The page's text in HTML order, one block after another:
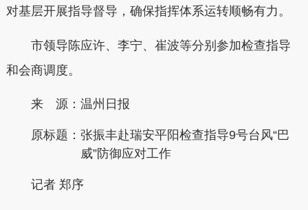
对基层开展指导督导，确保指挥体系运转顺畅有力。
市领导陈应许、李宁、崔波等分别参加检查指导
和会商调度。
来 源：温州日报
原标题： 张振丰赴瑞安平阳检查指导9号台风“巴
威”防御应对工作
记者 郑序